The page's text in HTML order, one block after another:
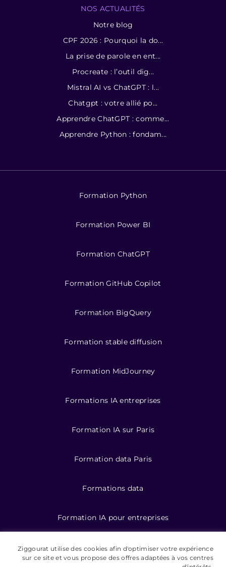
NOS ACTUALITÉS
Notre blog
CPF 2026 : Pourquoi la do...
La prise de parole en ent...
Procreate : l’outil dig...
Mistral AI vs ChatGPT : l...
Chatgpt : votre allié po...
Apprendre ChatGPT : comme...
Apprendre Python : fondam...
Formation Python
Formation Power BI
Formation ChatGPT
Formation GitHub Copilot
Formation BigQuery
Formation stable diffusion
Formation MidJourney
Formations IA entreprises
Formation IA sur Paris
Formation data Paris
Formations data
Formation IA pour entreprises
©️ 2026 Ziggourat formations
Ziggourat utilise des cookies afin d'optimiser votre expérience
sur ce site et vous propose des offres adaptées à vos centres